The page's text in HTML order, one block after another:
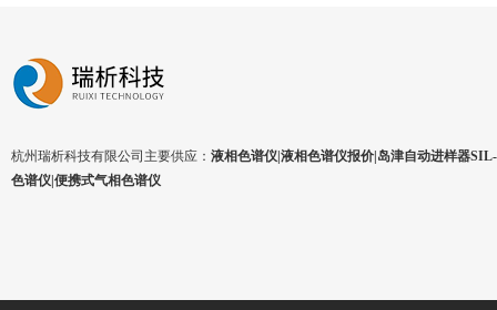
杭州瑞析科技有限公司主要供应： 液相色谱仪|液相色谱仪报价|岛津自动进样器
色谱仪|便携式气相色谱仪